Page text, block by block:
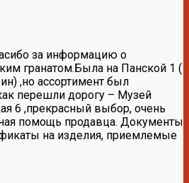
за информацию о
гранатом.Была на Панской 1 (
,но ассортимент был
перешли дорогу – Музей
6 ,прекрасный выбор, очень
помощь продавца. Документы
на изделия, приемлемые